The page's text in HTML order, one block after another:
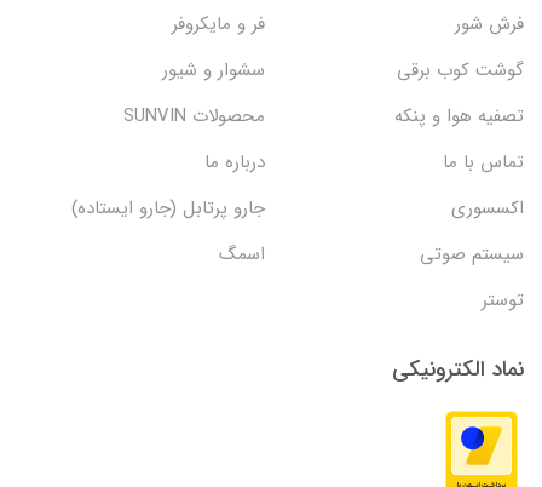
فرش شور
فر و مایکروفر
گوشت کوب برقی
سشوار و شیور
تصفیه هوا و پنکه
محصولات SUNVIN
تماس با ما
درباره ما
اکسسوری
جارو پرتابل (جارو ایستاده)
سیستم صوتی
اسمگ
توستر
نماد الکترونیکی